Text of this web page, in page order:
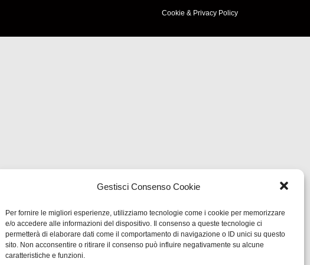
Gestisci Consenso Cookie
Per fornire le migliori esperienze, utilizziamo tecnologie come i cookie per memorizzare
e/o accedere alle informazioni del dispositivo. Il consenso a queste tecnologie ci
permetterà di elaborare dati come il comportamento di navigazione o ID unici su questo
sito. Non acconsentire o ritirare il consenso può influire negativamente su alcune
caratteristiche e funzioni.
Cookie & Privacy Policy